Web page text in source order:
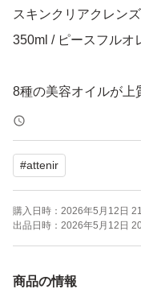
スキンクリアクレン
350ml / ピースフルオ
8種の美容オイルが上
ジング
【商品名】スキンク
ンジ エコパック
【購入日】2026年5月
#attenir
購入日時： 2026年5月12日
出品日時： 2026年5月12日
商品の情報